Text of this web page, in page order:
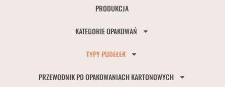
PRODUKCJA
KATEGORIE OPAKOWAŃ
TYPY PUDEŁEK
PRZEWODNIK PO OPAKOWANIACH KARTONOWYCH